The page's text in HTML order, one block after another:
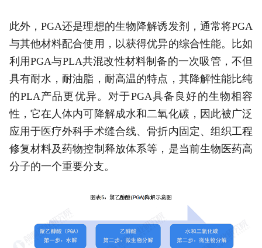
此外，PGA还是理想的生物降解诱发剂，通常将PGA
与其他材料配合使用，以获得优异的综合性能。比如
利用PGA与PLA共混改性材料制备的一次吸管，不但
具有耐水，耐油脂，耐高温的特点，其降解性能比纯
的PLA产品更优异。对于PGA具备良好的生物相容
性，它在人体内可降解成水和二氧化碳，因此被广泛
应用于医疗外科手术缝合线、骨折内固定、组织工程
修复材料及药物控制释放体系等，是当前生物医药高
分子的一个重要分支。